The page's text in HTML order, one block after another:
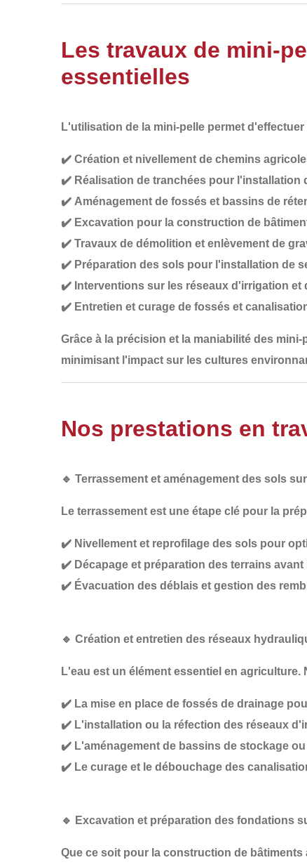
Les travaux de mini-
essentielles
L'utilisation de la mini-pelle permet
✔️ Création et nivellement de chemins
✔️ Réalisation de tranchées pour l'installation
✔️ Aménagement de fossés et bassins de
✔️ Excavation pour la construction de
✔️ Travaux de démolition et enlèvement de
✔️ Préparation des sols pour l'installation de
✔️ Interventions sur les réseaux d'irrigation et
✔️ Entretien et curage de fossés et
Grâce à la précision et la maniabilité des mini-
minimisant l'impact sur les cultures
Nos prestations en
🔹 Terrassement et aménagement des sols
Le terrassement est une étape clé pour la
✔️ Nivellement et reprofilage des sols pour
✔️ Décapage et préparation des terrains avant
✔️ Évacuation des déblais et gestion des
🔹 Création et entretien des réseaux
L'eau est un élément essentiel en
✔️ La mise en place de fossés de drainage
✔️ L'installation ou la réfection des réseaux
✔️ L'aménagement de bassins de stockage
✔️ Le curage et le débouchage des
🔹 Excavation et préparation des fondations
Que ce soit pour la construction de bâtiments